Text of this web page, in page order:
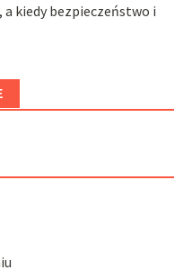
kiedy bezpieczeństwo i